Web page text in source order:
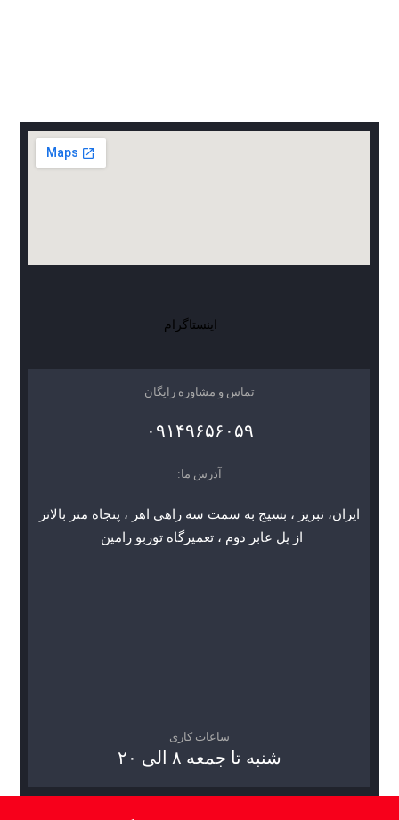
اینستاگرام
تماس و مشاوره رایگان
۰۹۱۴۹۶۵۶۰۵۹
آدرس ما:
ایران، تبریز ، بسیج به سمت سه راهی اهر ، پنجاه متر بالاتر
از پل عابر دوم ، تعمیرگاه توربو رامین
ساعات کاری
شنبه تا جمعه ۸ الی ۲۰